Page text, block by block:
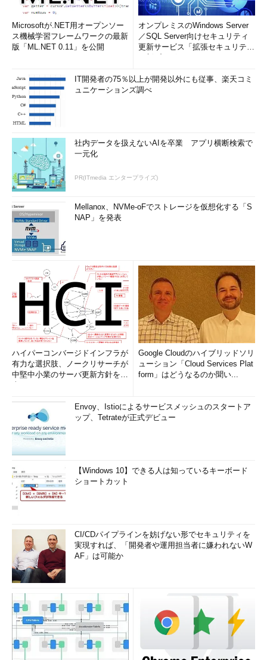
Microsoftが.NET用オープンソー
ス機械学習フレームワークの最新
版「ML.NET 0.11」を公開
オンプレミスのWindows Server
／SQL Server向けセキュリティ
更新サービス「拡張セキュリティ
IT開発者の75％以上が開発以外にも従事、楽天コミ
ュニケーションズ調べ
社内データを扱えないAIを卒業 アプリ横断検索で
一元化
PR(ITmedia エンタープライズ)
Mellanox、NVMe-oFでストレージを仮想化する「S
NAP」を発表
ハイパーコンバージドインフラが
有力な選択肢、ノークリサーチが
中堅中小業のサーバ更新方針を調
Google Cloudのハイブリッドソリ
ューション「Cloud Services Plat
form」はどうなるのか聞い...
Envoy、Istioによるサービスメッシュのスタートア
ップ、Tetrateが正式デビュー
【Windows 10】できる人は知っているキーボード
ショートカット
CI/CDパイプラインを妨げない形でセキュリティを
実現すれば、「開発者や運用担当者に嫌われないW
AF」は可能か